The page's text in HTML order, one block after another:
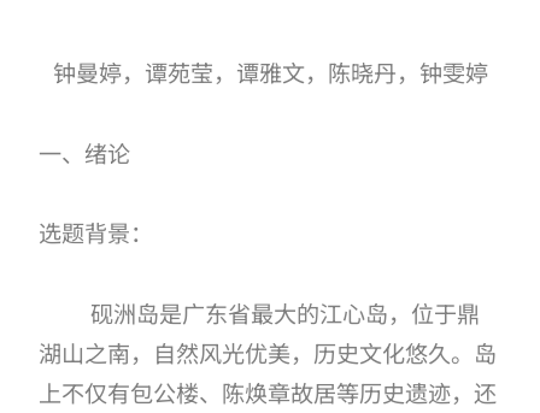
钟曼婷，谭苑莹，谭雅文，陈晓丹，钟雯婷
一、绪论
选题背景：
砚洲岛是广东省最大的江心岛，位于鼎
湖山之南，自然风光优美，历史文化悠久。岛
上不仅有包公楼、陈焕章故居等历史遗迹，还